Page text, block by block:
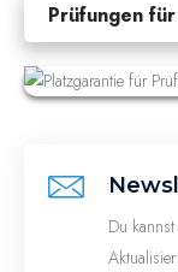
Prüfungen
Du